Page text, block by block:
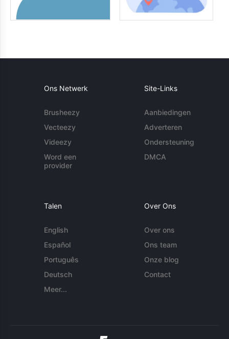
Ons Netwerk
Brusheezy
Vecteezy
Videezy
Word een
provider
Site-Links
Aanbiedingen
Adverteren
Ondersteuning
DMCA
Talen
English
Español
Português
Deutsch
Meer...
Over Ons
Over ons
Ons team
Onze blog
Contact